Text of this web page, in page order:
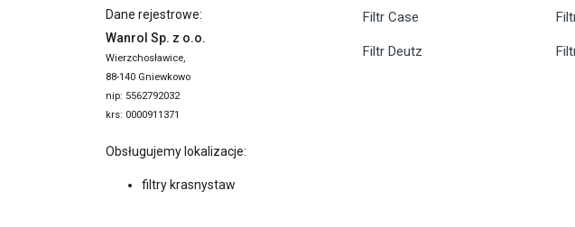
Dane rejestrowe:
Wanrol Sp. z o.o.
Wierzchosławice,
88-140 Gniewkowo
nip: 5562792032
krs: 0000911371
Obsługujemy lokalizacje:
filtry krasnystaw
Filtr Case
Filtr Deutz